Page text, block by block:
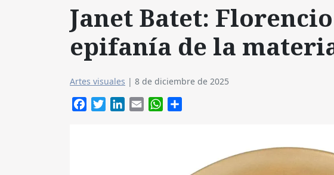
Janet Batet:
epifanía de la
Artes visuales | 8 de diciembre de 2025
FacebookTwitterLinkedIn
Email WhatsApp